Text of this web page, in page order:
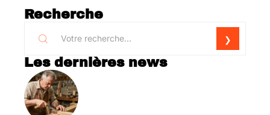
Recherche
Les dernières news